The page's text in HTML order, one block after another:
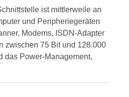
ist mittlerweile an
und Peripheriegeräten
Modems, ISDN-Adapter
zwischen 75 Bit und 128.000
das Power-Management,